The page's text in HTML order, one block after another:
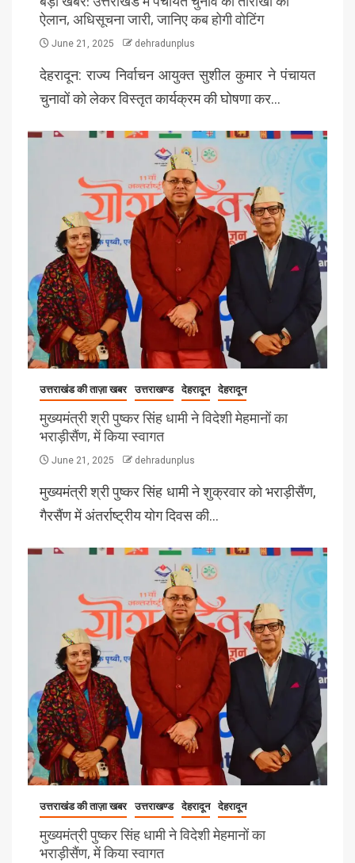
ऐलान, अधिसूचना जारी, जानिए कब होगी वोटिंग
June 21, 2025 dehradunplus
देहरादून: राज्य निर्वाचन आयुक्त सुशील कुमार ने पंचायत
चुनावों को लेकर विस्तृत कार्यक्रम की घोषणा कर…
उत्तराखंड की ताज़ा खबर उत्तराखण्ड देहरादून देहरादून
मुख्यमंत्री श्री पुष्कर सिंह धामी ने विदेशी मेहमानों का
भराड़ीसैंण, में किया स्वागत
June 21, 2025 dehradunplus
मुख्यमंत्री श्री पुष्कर सिंह धामी ने शुक्रवार को भराड़ीसैंण,
गैरसैंण में अंतर्राष्ट्रीय योग दिवस की…
उत्तराखंड की ताज़ा खबर उत्तराखण्ड देहरादून देहरादून
मुख्यमंत्री पुष्कर सिंह धामी ने विदेशी मेहमानों का
भराड़ीसैंण, में किया स्वागत